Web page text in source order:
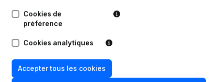
Essayer gratuitement
Essai gratuit de 7 jours, aucune carte de crédit requise.
Cookies de
préférence
Cookies analytiques
Accepter tous les cookies